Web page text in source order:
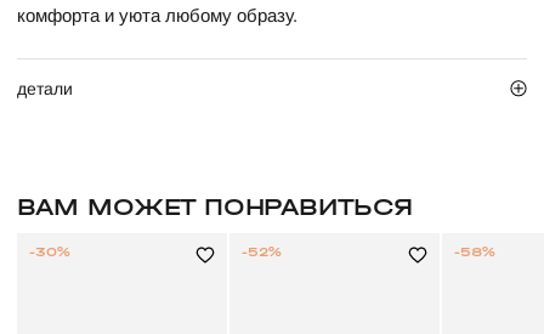
комфорта и уюта любому образу.
детали
ВАМ МОЖЕТ ПОНРАВИТЬСЯ
-30% -52% -58%